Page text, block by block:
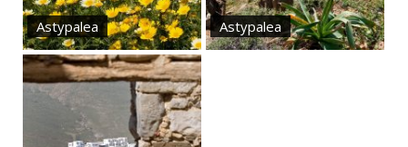
Astypalea Astypalea